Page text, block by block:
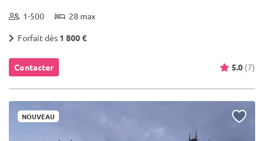
1-500 28 max
Forfait dès 1 800 €
Contacter 5.0 (7)
NOUVEAU